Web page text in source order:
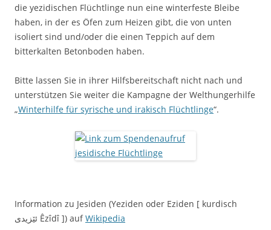
die yezidischen Flüchtlinge nun eine winterfeste Bleibe
haben, in der es Öfen zum Heizen gibt, die von unten
isoliert sind und/oder die einen Teppich auf dem
bitterkalten Betonboden haben.
Bitte lassen Sie in ihrer Hilfsbereitschaft nicht nach und
unterstützen Sie weiter die Kampagne der Welthungerhilfe
„Winterhilfe für syrische und irakisch Flüchtlinge“.
Information zu Jesiden (Yeziden oder Eziden [ kurdisch
‏ئێزیدی‎ Êzîdî ]) aufWikipedia